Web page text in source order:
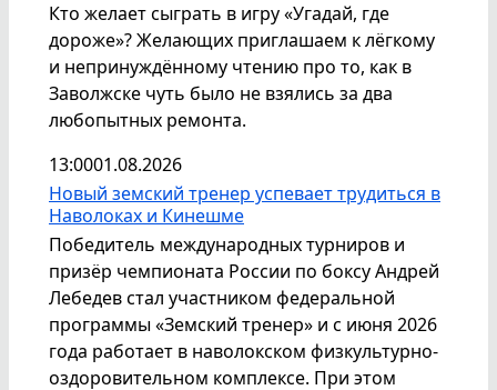
Кто желает сыграть в игру «Угадай, где
дороже»? Желающих приглашаем к лёгкому
и непринуждённому чтению про то, как в
Заволжске чуть было не взялись за два
любопытных ремонта.
13:0001.08.2026
Новый земский тренер успевает трудиться в
Наволоках и Кинешме
Победитель международных турниров и
призёр чемпионата России по боксу Андрей
Лебедев стал участником федеральной
программы «Земский тренер» и с июня 2026
года работает в наволокском физкультурно-
оздоровительном комплексе. При этом